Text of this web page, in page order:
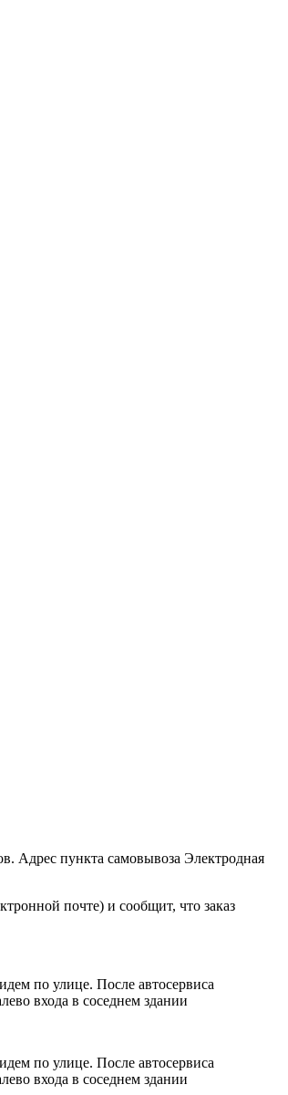
Адрес пункта самовывоза Электродная
почте) и сообщит, что заказ
по улице. После автосервиса
входа в соседнем здании
по улице. После автосервиса
входа в соседнем здании